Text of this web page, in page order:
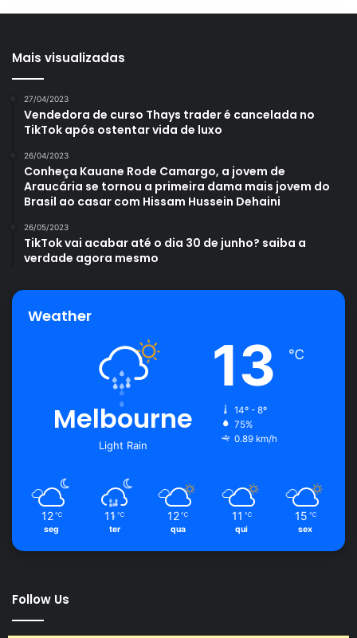
Mais visualizadas
27/04/2023
Vendedora de curso Thays trader é cancelada no
TikTok após ostentar vida de luxo
26/04/2023
Conheça Kauane Rode Camargo, a jovem de
Araucária se tornou a primeira dama mais jovem do
Brasil ao casar com Hissam Hussein Dehaini
26/05/2023
TikTok vai acabar até o dia 30 de junho? saiba a
verdade agora mesmo
Weather
Melbourne
Light Rain
13 ℃
14º - 8º
75%
0.89 km/h
12 ℃
seg
11 ℃
ter
12 ℃
qua
11 ℃
qui
15 ℃
sex
Follow Us